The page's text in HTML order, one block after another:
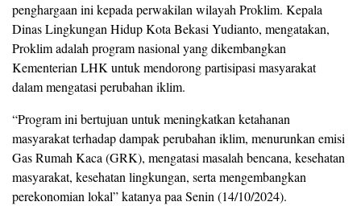
penghargaan ini kepada perwakilan wilayah Proklim. Kepala
Dinas Lingkungan Hidup Kota Bekasi Yudianto, mengatakan,
Proklim adalah program nasional yang dikembangkan
Kementerian LHK untuk mendorong partisipasi masyarakat
dalam mengatasi perubahan iklim.
“Program ini bertujuan untuk meningkatkan ketahanan
masyarakat terhadap dampak perubahan iklim, menurunkan emisi
Gas Rumah Kaca (GRK), mengatasi masalah bencana, kesehatan
masyarakat, kesehatan lingkungan, serta mengembangkan
perekonomian lokal” katanya paa Senin (14/10/2024).